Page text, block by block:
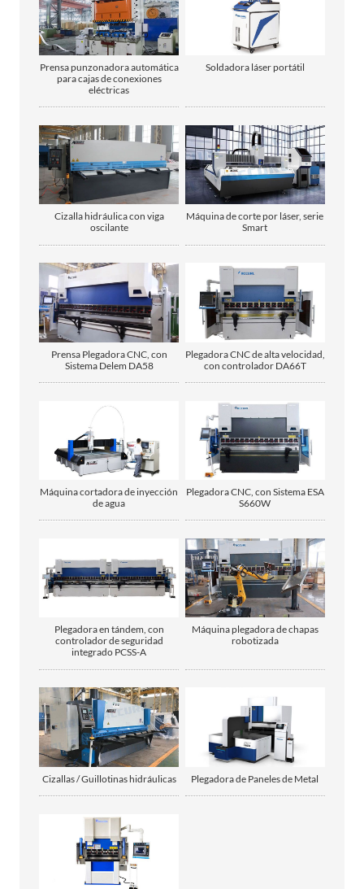
Prensa punzonadora automática
para cajas de conexiones
eléctricas
Soldadora láser portátil
Cizalla hidráulica con viga
oscilante
Máquina de corte por láser, serie
Smart
Prensa Plegadora CNC, con
Sistema Delem DA58
Plegadora CNC de alta velocidad,
con controlador DA66T
Máquina cortadora de inyección
de agua
Plegadora CNC, con Sistema ESA
S660W
Plegadora en tándem, con
controlador de seguridad
integrado PCSS-A
Máquina plegadora de chapas
robotizada
Cizallas / Guillotinas hidráulicas Plegadora de Paneles de Metal